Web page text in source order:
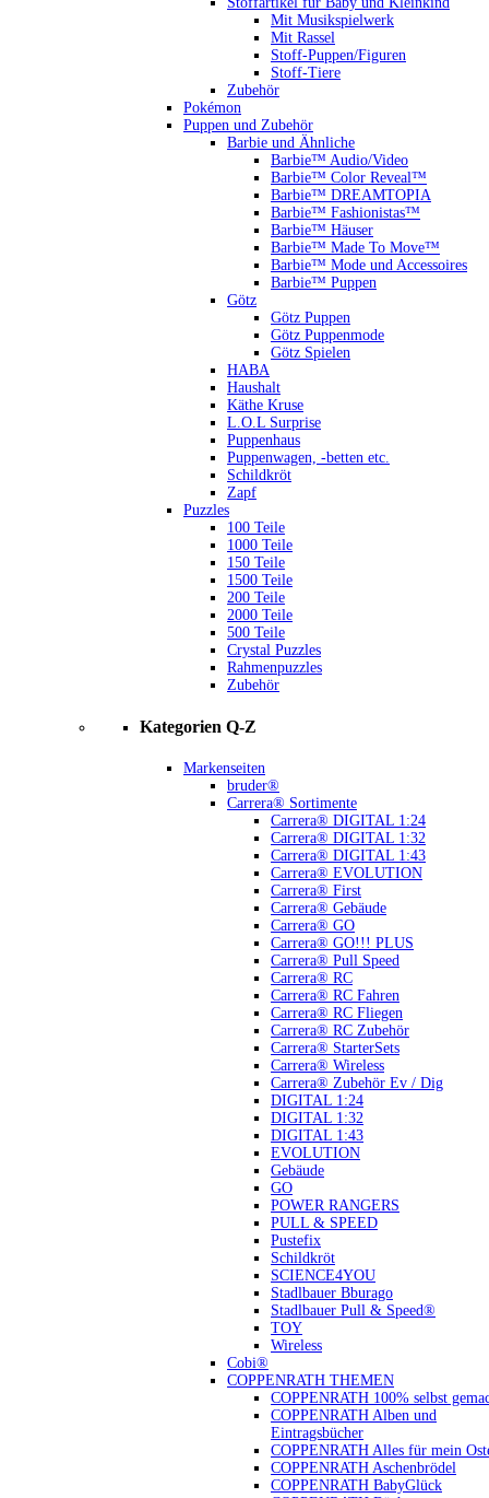
Mit Musikspielwerk
Mit Rassel
Stoff-Puppen/Figuren
Stoff-Tiere
Zubehör
Pokémon
Puppen und Zubehör
Barbie und Ähnliche
Barbie™ Audio/Video
Barbie™ Color Reveal™
Barbie™ DREAMTOPIA
Barbie™ Fashionistas™
Barbie™ Häuser
Barbie™ Made To Move™
Barbie™ Mode und Accessoires
Barbie™ Puppen
Götz
Götz Puppen
Götz Puppenmode
Götz Spielen
HABA
Haushalt
Käthe Kruse
L.O.L Surprise
Puppenhaus
Puppenwagen, -betten etc.
Schildkröt
Zapf
Puzzles
100 Teile
1000 Teile
150 Teile
1500 Teile
200 Teile
2000 Teile
500 Teile
Crystal Puzzles
Rahmenpuzzles
Zubehör
Kategorien Q-Z
Markenseiten
bruder®
Carrera® Sortimente
Carrera® DIGITAL 1:24
Carrera® DIGITAL 1:32
Carrera® DIGITAL 1:43
Carrera® EVOLUTION
Carrera® First
Carrera® Gebäude
Carrera® GO
Carrera® GO!!! PLUS
Carrera® Pull Speed
Carrera® RC
Carrera® RC Fahren
Carrera® RC Fliegen
Carrera® RC Zubehör
Carrera® StarterSets
Carrera® Wireless
Carrera® Zubehör Ev / Dig
DIGITAL 1:24
DIGITAL 1:32
DIGITAL 1:43
EVOLUTION
Gebäude
GO
POWER RANGERS
PULL & SPEED
Pustefix
Schildkröt
SCIENCE4YOU
Stadlbauer Bburago
Stadlbauer Pull & Speed®
TOY
Wireless
Cobi®
COPPENRATH THEMEN
COPPENRATH 100% selbst
COPPENRATH Alben und
Eintragsbücher
COPPENRATH Alles für mein
COPPENRATH Aschenbrödel
COPPENRATH BabyGlück